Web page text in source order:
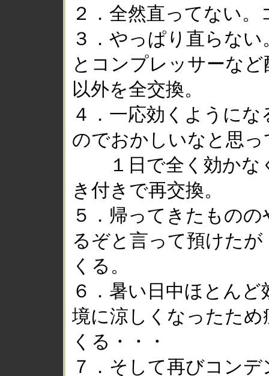
２．全然直ってない
３．やっぱり直らな
とコンプレッサーな
以外を全交換。
４．一応効くように
のでおかしいなと思
１日で全く効かな
き付きで再交換。
５．帰ってきたもの
るぞと言って預けた
くる。
６．暑い日中ほとん
境に涼しくなったた
くる・・・
７．そして再びコン